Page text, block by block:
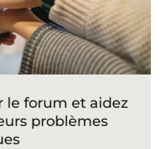
le forum et aidez
problèmes